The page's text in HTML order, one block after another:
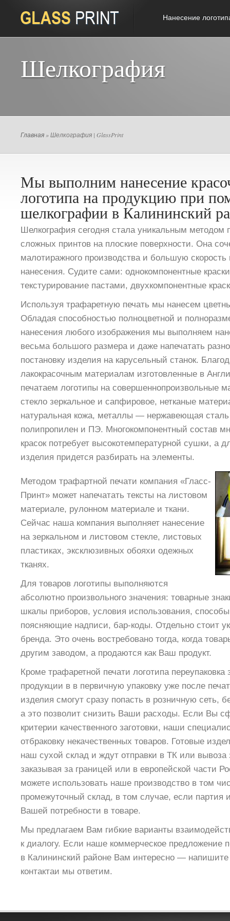
Нанесение
Шелкография
Главная » Шелкография | GlassPrint
Мы выполним нанесение
логотипа на продукцию при
шелкографии в Калининский
Шелкография сегодня стала уникальным методом
сложных принтов на плоские поверхности. Она
малотиражного производства и большую
нанесения. Судите сами: однокомпонентные
текстурирование пастами, двухкомпонентные
Используя трафаретную печать мы нанесем
Обладая способностью полноцветной и
нанесения любого изображения мы выполняем
весьма большого размера и даже напечатать
постановку изделия на карусельный станок.
лакокрасочным материалам изготовленные в
печатаем логотипы на совершеннопроизвольные
стекло зеркальное и сапфировое, нетканые
натуральная кожа, металлы — нержавеющая
полипропилен и ПЭ. Многокомпонентный состав
красок потребует высокотемпературной сушки, а
изделия придется разбирать на элементы.
Методом трафартной печати компания «Гласс-
Принт» может напечатать тексты на листовом
материале, рулонном материале и ткани.
Сейчас наша компания выполняет нанесение
на зеркальном и листовом стекле, листовых
пластиках, эксклюзивных обояхи одежных
тканях.
Для товаров логотипы выполняются
абсолютно произвольного значения: товарные
шкалы приборов, условия использования,
поясняющие надписи, бар-коды. Отдельно стоит
бренда. Это очень востребовано тогда, когда
другим заводом, а продаются как Ваш продукт.
Кроме трафаретной печати логотипа переупаковка
продукции в в первичную упаковку уже после
изделия cмогут сразу попасть в розничную сеть,
а это позволит снизить Ваши расходы. Если Вы
критерии качественного заготовки, наши
отбраковку некачественных товаров. Готовые
наш сухой склад и ждут отправки в ТК или вывоза
заказывая за границей или в европейской части
можете использовать наше производство в том
промежуточный склад, в том случае, если партия
Вашей потребности в товаре.
Мы предлагаем Вам гибкие варианты
к диалогу. Если наше коммерческое предложение
в Калининский районе Вам интересно —
контактаи мы ответим.